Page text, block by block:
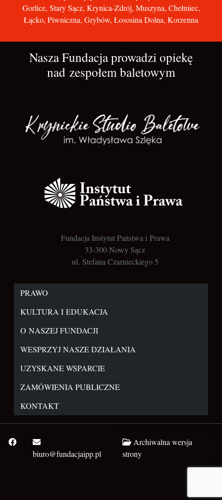
Gorlice, Stary Sącz, Krynica-Zdrój, Muszyna, Chełmiec,
Łącko, Piwniczna, Grybów, Łososina Dolna, Korzenna
Nasza Fundacja prowadzi opiekę
nad zespołem baletowym
Fundacja Instytut Państwa i Prawa
33-300 Nowy Sącz
ul. Stefana Czarnieckiego 5
PRAWO
KULTURA I EDUKACJA
O NASZEJ FUNDACJI
WESPRZYJ NASZE DZIAŁANIA
UZYSKANE WSPARCIE
ZAMÓWIENIA PUBLICZNE
KONTAKT
biuro@fundacjaipp.pl
Archiwalna wersja
strony